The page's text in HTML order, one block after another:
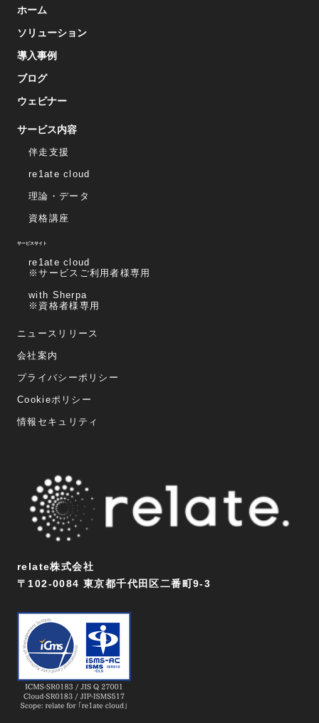
ホーム
ソリューション
導入事例
ブログ
ウェビナー
サービス内容
伴走支援
re1ate cloud
理論・データ
資格講座
サービスサイト
re1ate cloud
※サービスご利用者様専用
with Sherpa
※資格者様専用
ニュースリリース
会社案内
プライバシーポリシー
Cookieポリシー
情報セキュリティ
relate株式会社
〒102-0084 東京都千代田区二番町9-3